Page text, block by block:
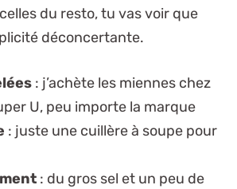
du resto, tu vas voir que
déconcertante.
: j’achète les miennes chez
U, peu importe la marque
: juste une cuillère à soupe pour
: du gros sel et un peu de